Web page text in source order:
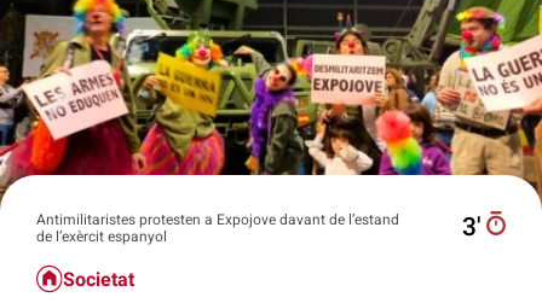
Antimilitaristes protesten a Expojove davant de l’estand
de l’exèrcit espanyol
3′
Societat